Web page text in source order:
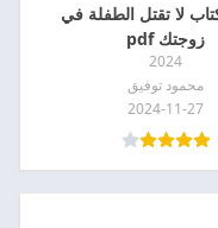
لا تقتل الطفلة في
زوجتك pdf
2024
محمود توفيق
2024-11-27